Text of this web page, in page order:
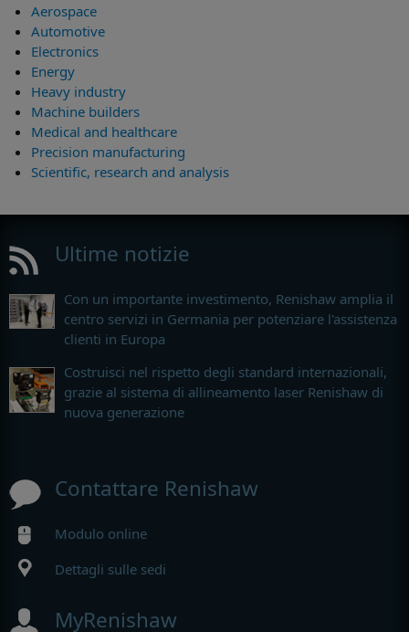
Aerospace
Automotive
Electronics
Energy
Heavy industry
Machine builders
Medical and healthcare
Precision manufacturing
Scientific, research and analysis
Ultime notizie
Con un importante investimento, Renishaw amplia il
centro servizi in Germania per potenziare l'assistenza
clienti in Europa
Costruisci nel rispetto degli standard internazionali,
grazie al sistema di allineamento laser Renishaw di
nuova generazione
Contattare Renishaw
Modulo online
Dettagli sulle sedi
MyRenishaw